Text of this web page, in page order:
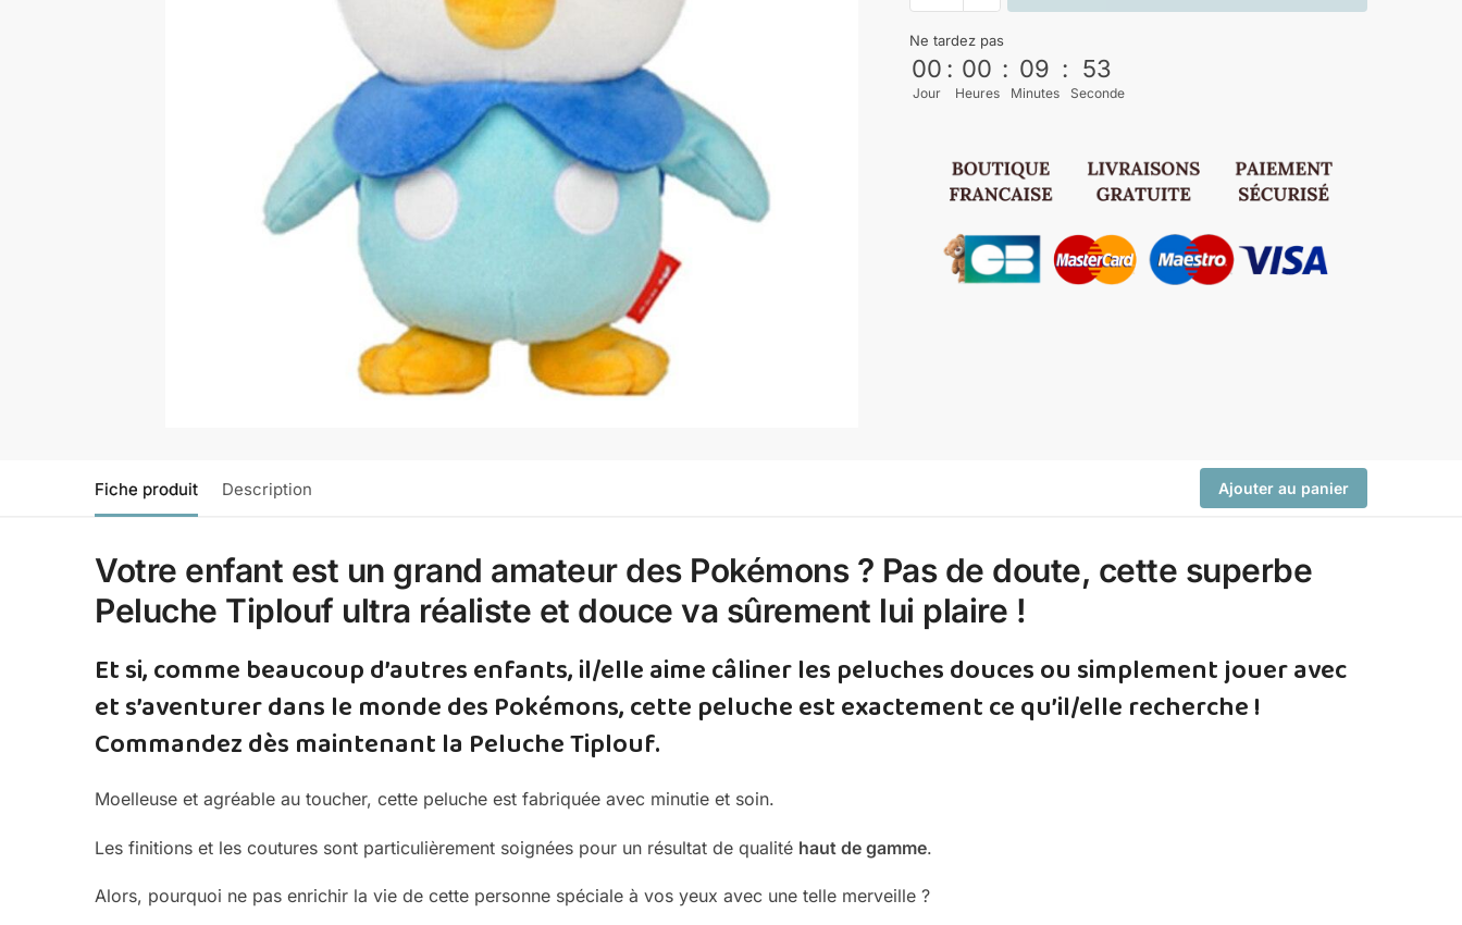
Ne tardez pas
00
Jour
: 00
Heures
: 09
Minutes
: 52
Seconde
Fiche produit Description Ajouter au panier
Votre enfant est un grand amateur des Pokémons ? Pas de doute, cette superbe
Peluche Tiplouf ultra réaliste et douce va sûrement lui plaire !
Et si, comme beaucoup d’autres enfants, il/elle aime câliner les peluches douces ou simplement jouer avec
et s’aventurer dans le monde des Pokémons, cette peluche est exactement ce qu’il/elle recherche !
Commandez dès maintenant la Peluche Tiplouf.
Moelleuse et agréable au toucher, cette peluche est fabriquée avec minutie et soin.
Les finitions et les coutures sont particulièrement soignées pour un résultat de qualité haut de gamme.
Alors, pourquoi ne pas enrichir la vie de cette personne spéciale à vos yeux avec une telle merveille ?